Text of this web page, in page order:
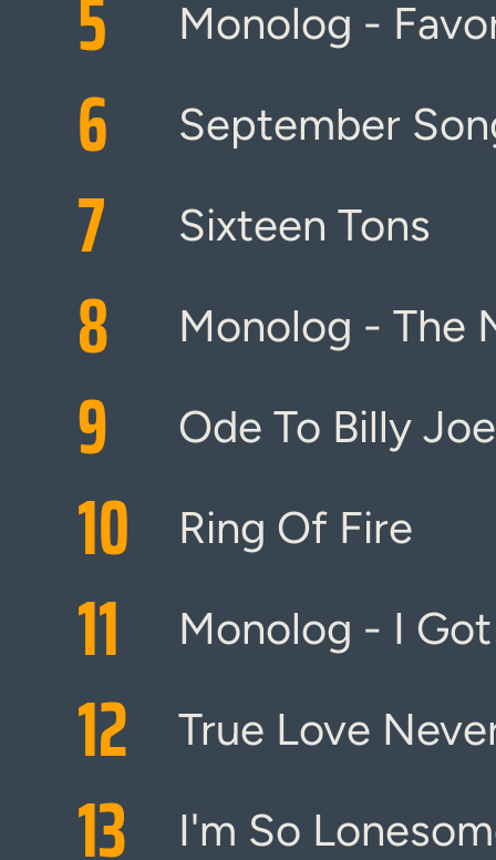
Monolog -
6 September
7 Sixteen Tons
8 Monolog - The
9 Ode To Billy Joe
10 Ring Of Fire
11 Monolog - I
12 True Love
13 I'm So